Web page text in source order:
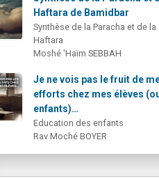
Haftara de Bamidbar
Synthèse de la Paracha et de la
Haftara
Moshé 'Haïm SEBBAH
Je ne vois pas le fruit de
efforts chez mes élèves
enfants)…
Education des enfants
Rav Moché BOYER